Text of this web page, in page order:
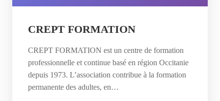
CREPT FORMATION
CREPT FORMATION est un centre de formation
professionnelle et continue basé en région Occitanie
depuis 1973. L’association contribue à la formation
permanente des adultes, en…